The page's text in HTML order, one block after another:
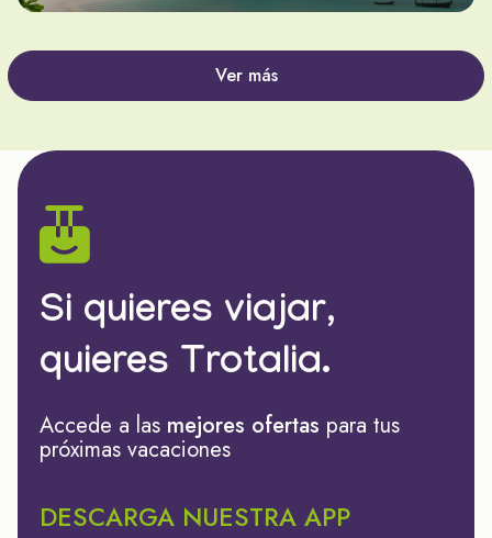
Ver más
Si quieres viajar,
quieres Trotalia.
Accede a las mejores ofertas para tus
próximas vacaciones
DESCARGA NUESTRA APP